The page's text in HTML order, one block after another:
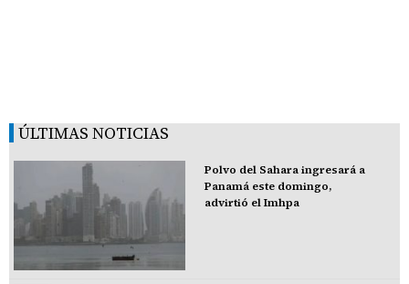
ÚLTIMAS NOTICIAS
Polvo del Sahara ingresará a
Panamá este domingo,
advirtió el Imhpa